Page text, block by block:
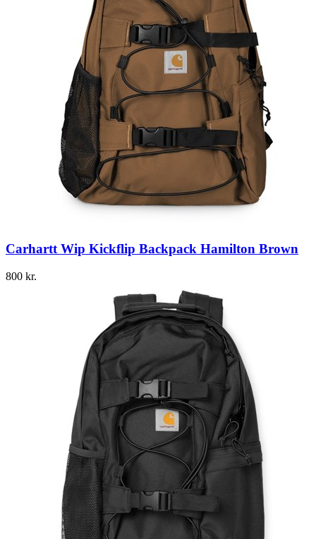
Carhartt Wip Kickflip Backpack Hamilton Brown
800 kr.